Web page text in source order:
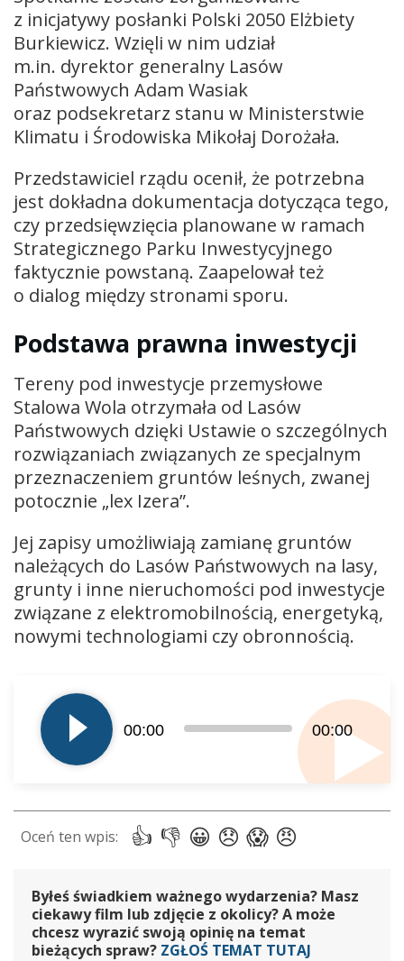
z inicjatywy posłanki Polski 2050 Elżbiety
Burkiewicz. Wzięli w nim udział
m.in. dyrektor generalny Lasów
Państwowych Adam Wasiak
oraz podsekretarz stanu w Ministerstwie
Klimatu i Środowiska Mikołaj Dorożała.
Przedstawiciel rządu ocenił, że potrzebna
jest dokładna dokumentacja dotycząca tego,
czy przedsięwzięcia planowane w ramach
Strategicznego Parku Inwestycyjnego
faktycznie powstaną. Zaapelował też
o dialog między stronami sporu.
Podstawa prawna inwestycji
Tereny pod inwestycje przemysłowe
Stalowa Wola otrzymała od Lasów
Państwowych dzięki Ustawie o szczególnych
rozwiązaniach związanych ze specjalnym
przeznaczeniem gruntów leśnych, zwanej
potocznie „lex Izera”.
Jej zapisy umożliwiają zamianę gruntów
należących do Lasów Państwowych na lasy,
grunty i inne nieruchomości pod inwestycje
związane z elektromobilnością, energetyką,
nowymi technologiami czy obronnością.
plików
dźwiękowych
00:00 00:00
Byłeś świadkiem ważnego wydarzenia? Masz
ciekawy film lub zdjęcie z okolicy? A może
chcesz wyrazić swoją opinię na temat
bieżących spraw? ZGŁOŚ TEMAT TUTAJ